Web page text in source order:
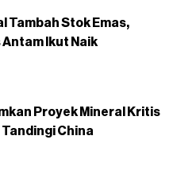
Tambah Stok Emas,
Antam Ikut Naik
Proyek Mineral Kritis
Tandingi China